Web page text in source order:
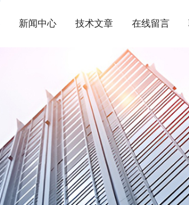
新闻中心 技术文章 在线留言